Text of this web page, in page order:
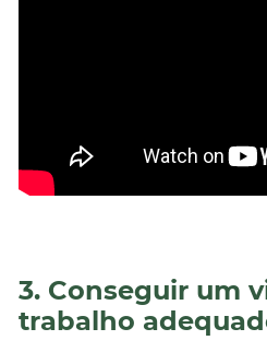
3. Conseguir um
trabalho